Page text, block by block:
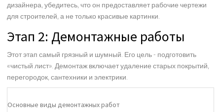
дизайнера, убедитесь, что он предоставляет рабочие чертежи
для строителей, а не только красивые картинки.
Этап 2: Демонтажные работы
Этот этап самый грязный и шумный. Его цель - подготовить
«чистый лист». Демонтаж включает удаление старых покрытий,
перегородок, сантехники и электрики.
Основные виды демонтажных работ